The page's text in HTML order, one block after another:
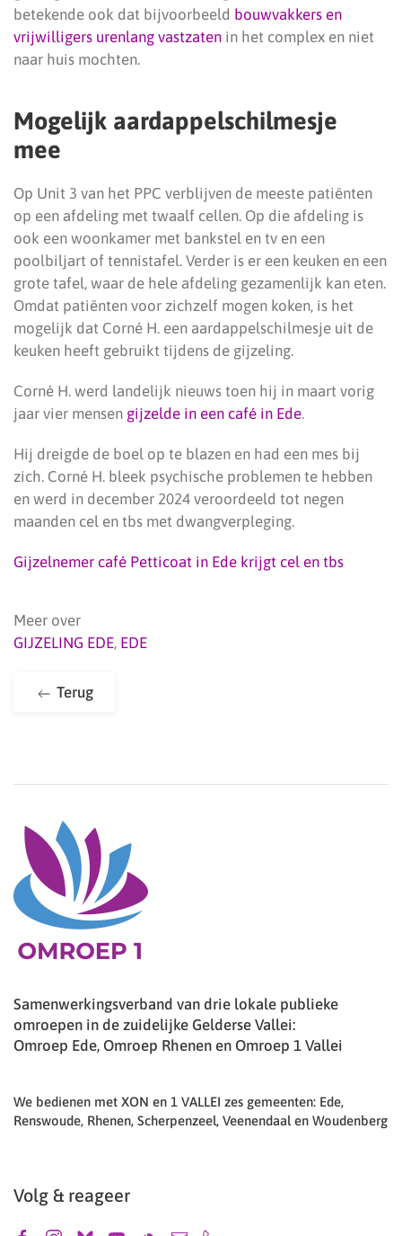
betekende ook dat bijvoorbeeld bouwvakkers en
vrijwilligers urenlang vastzaten in het complex en niet
naar huis mochten.
Mogelijk aardappelschilmesje
mee
Op Unit 3 van het PPC verblijven de meeste patiënten
op een afdeling met twaalf cellen. Op die afdeling is
ook een woonkamer met bankstel en tv en een
poolbiljart of tennistafel. Verder is er een keuken en een
grote tafel, waar de hele afdeling gezamenlijk kan eten.
Omdat patiënten voor zichzelf mogen koken, is het
mogelijk dat Corné H. een aardappelschilmesje uit de
keuken heeft gebruikt tijdens de gijzeling.
Corné H. werd landelijk nieuws toen hij in maart vorig
jaar vier mensen gijzelde in een café in Ede.
Hij dreigde de boel op te blazen en had een mes bij
zich. Corné H. bleek psychische problemen te hebben
en werd in december 2024 veroordeeld tot negen
maanden cel en tbs met dwangverpleging.
Gijzelnemer café Petticoat in Ede krijgt cel en tbs
Meer over
GIJZELING EDE, EDE
Terug
Samenwerkingsverband van drie lokale publieke
omroepen in de zuidelijke Gelderse Vallei:
Omroep Ede, Omroep Rhenen en Omroep 1 Vallei
We bedienen met XON en 1 VALLEI zes gemeenten: Ede,
Renswoude, Rhenen, Scherpenzeel, Veenendaal en Woudenberg
Volg & reageer